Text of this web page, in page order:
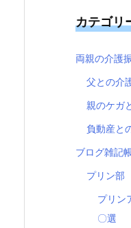
カテゴリ
両親の介護
父との介
親のケガ
負動産と
ブログ雑記
プリン部
プリン
〇選